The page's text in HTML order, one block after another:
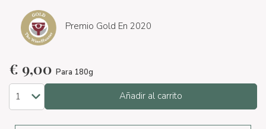
Premio Gold En 2020
€ 9,00 Para 180g
Añadir al carrito